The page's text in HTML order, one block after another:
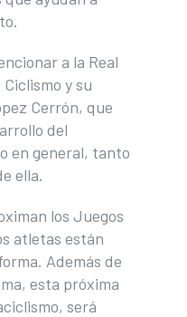
a la Real
y su
Cerrón, que
del
en general, tanto
ella.
los Juegos
atletas están
Además de
esta próxima
será